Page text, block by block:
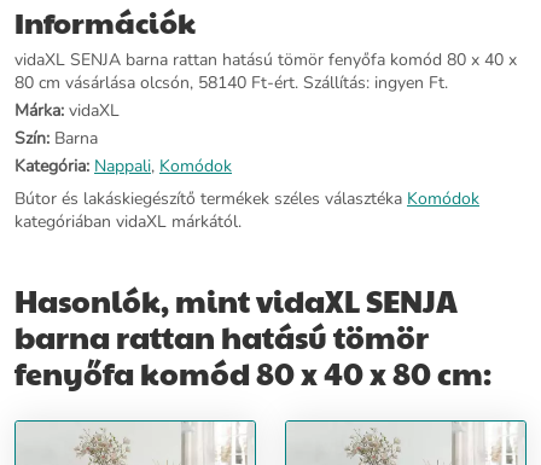
tágas fiókokban rendezetten tarthatja holmiját.Rattanhatású felület:
A tálalószekrény fiókjának elülső felülete kézzel készült
polirattanból, amely a századközép modern és bohém stílusainak
kéttónusú keveréke, amely hangulatos, mégis elegáns megjelenést
visz otthonába.Stabil lap: A masszív lap tökéletes helyet nyújt
cserepes növények, képkeretek és egyéb dísztárgyak elhelyezésére.
Figyelem:A felborulás elkerülése érdekében ezt a terméket a
mellékelt fali rögzítőeszközzel kell használni.Színe: barnaAnyaga:
UV-lakkozású tömör fenyőfa, szerelt fa, polirattanMérete: 80 x 40 x
80 cm (Szé x Mé x Ma)Fiók mérete (egyenként): 75 x 35 x 20 cm (Sz
hogyan akadályozza meg a bútorok felborulását
További információ>>
Információk
vidaXL SENJA barna rattan hatású tömör fenyőfa komód 80 x 40 x
80 cm vásárlása olcsón, 58140 Ft-ért. Szállítás: ingyen Ft.
Márka: vidaXL
Szín: Barna
Kategória: Nappali, Komódok
Bútor és lakáskiegészítő termékek széles választéka Komódok
kategóriában vidaXL márkától.
Hasonlók, mint vidaXL SENJA
barna rattan hatású tömör
fenyőfa komód 80 x 40 x 80 cm: